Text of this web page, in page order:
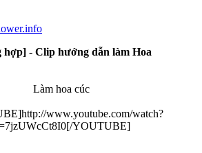
hợp] - Clip hướng dẫn làm Hoa
Làm hoa cúc
www.youtube.com/watch?
YOUTUBE]​